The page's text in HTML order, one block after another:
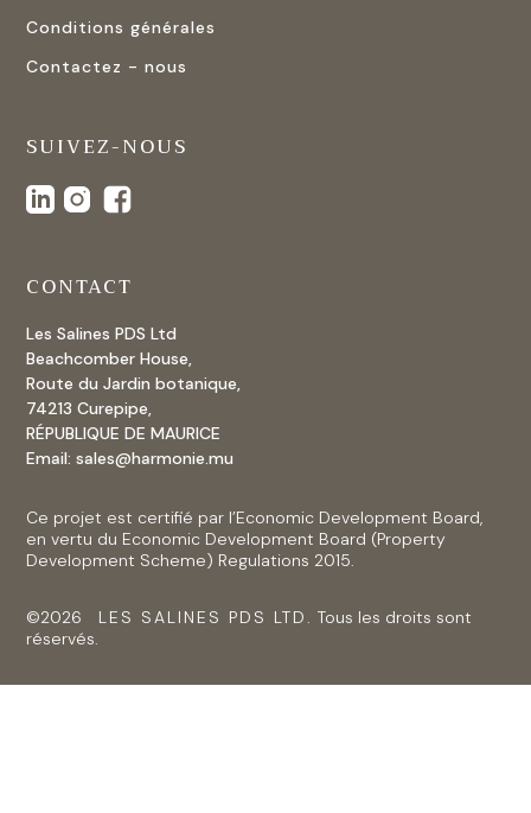
Conditions générales
Contactez - nous
SUIVEZ-NOUS
CONTACT
Les Salines PDS Ltd
Beachcomber House,
Route du Jardin botanique,
74213 Curepipe,
RÉPUBLIQUE DE MAURICE
Email:sales@harmonie.mu
Ce projet est certifié par l’Economic Development Board,
en vertu du Economic Development Board (Property
Development Scheme) Regulations 2015.
©2026 LES SALINES PDS LTD.
Tous les droits sont
réservés.